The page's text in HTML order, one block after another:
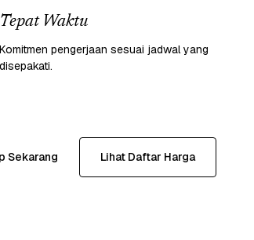
Tepat Waktu
Komitmen pengerjaan sesuai jadwal yang
disepakati.
Sekarang Lihat Daftar Harga